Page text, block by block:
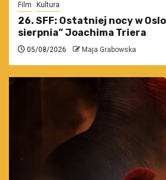
Film Kultura
26. SFF: Ostatniej nocy w Oslo.
sierpnia” Joachima Triera
05/08/2026 Maja Grabowska